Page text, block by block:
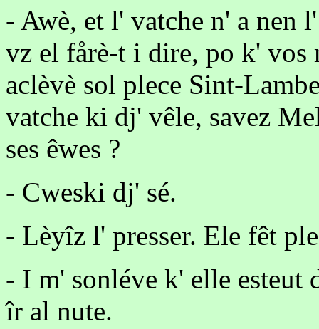
- Awè, et l' vatche n' a nen
vz el fårè-t i dire, po k' vos
aclèvè sol plece Sint-
vatche ki dj' vêle, savez
ses êwes ?
- Cweski dj' sé.
- Lèyîz l' presser. Ele fêt
- I m' sonléve k' elle esteut
îr al nute.